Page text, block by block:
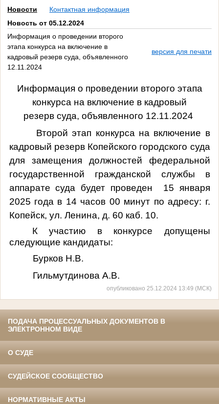
Новости
Контактная информация
Новость от 05.12.2024
Информация о проведении второго
этапа конкурса на включение в
кадровый резерв суда, объявленного
12.11.2024
версия для печати
Информация о проведении второго этапа
конкурса на включение в кадровый
резерв суда, объявленного 12.11.2024
Второй этап конкурса на включение в
кадровый резерв Копейского городского суда
для замещения должностей федеральной
государственной гражданской службы в
аппарате суда будет проведен 15 января
2025 года в 14 часов 00 минут по адресу: г.
Копейск, ул. Ленина, д. 60 каб. 10.
К участию в конкурсе допущены
следующие кандидаты:
Бурков Н.В.
Гильмутдинова А.В.
опубликовано 25.12.2024 13:49 (МСК)
ПОДАЧА ПРОЦЕССУАЛЬНЫХ ДОКУМЕНТОВ В
ЭЛЕКТРОННОМ ВИДЕ
О СУДЕ
СУДЕЙСКОЕ СООБЩЕСТВО
НОРМАТИВНЫЕ АКТЫ